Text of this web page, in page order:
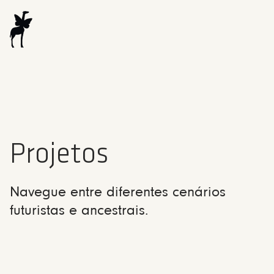
Projetos
Navegue entre diferentes cenários
futuristas e ancestrais.